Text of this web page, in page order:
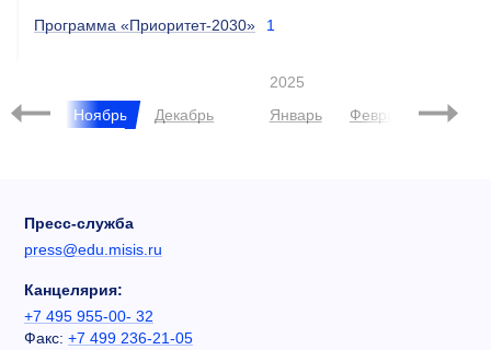
Программа «Приоритет-2030» 1
Ноябрь Декабрь
2025
Январь
Февраль Март
Пресс-служба
press@edu.misis.ru
Канцелярия:
+7 495 955-00- 32
Факс: +7 499 236-21-05